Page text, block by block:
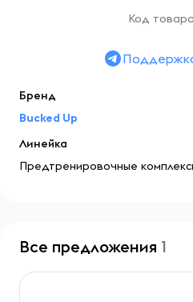
Код
Бренд
Bucked Up
Линейка
Предтренировочные
Все предложения 1